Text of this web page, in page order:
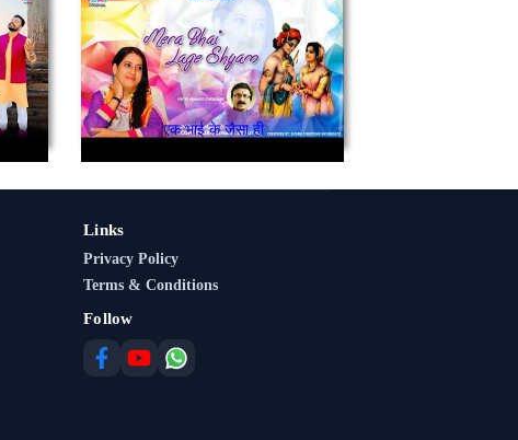
एक भाई के जैसा ही
Links
Privacy Policy
Terms & Conditions
Follow